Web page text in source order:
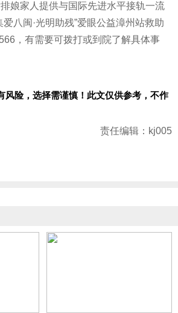
娘家人提供与国际先进水平接轨一流
八闽·光明助残”爱眼公益漳州站救助
，有需要可拨打或到院了解具体事
风险，选择需谨慎！此文仅供参考，不作
责任编辑：kj005